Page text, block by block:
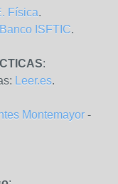
Física.
Banco ISFTIC.
:
Leer.es.
Montemayor -